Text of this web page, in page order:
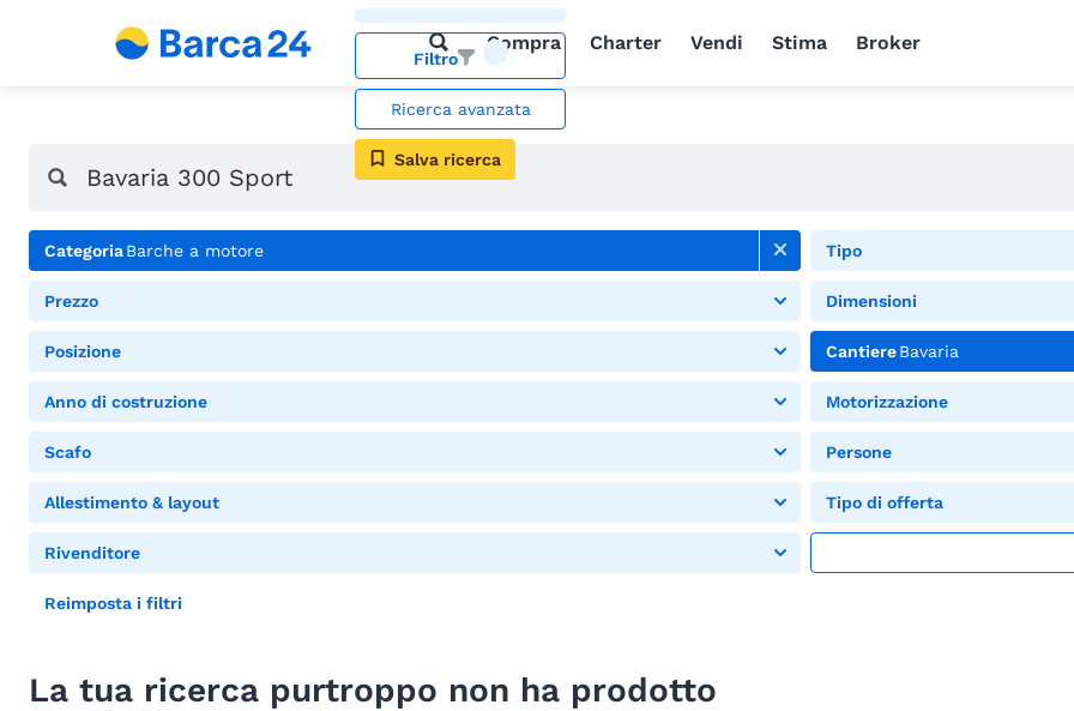
Compra Charter Vendi Stima Broker
Filtro
Ricerca avanzata
Salva ricerca
CategoriaBarche a motore Tipo
Prezzo Dimensioni
Posizione CantiereBavaria
Anno di costruzione Motorizzazione
Scafo Persone
Allestimento & layout Tipo di offerta
Rivenditore
Reimposta i filtri
La tua ricerca purtroppo non ha prodotto